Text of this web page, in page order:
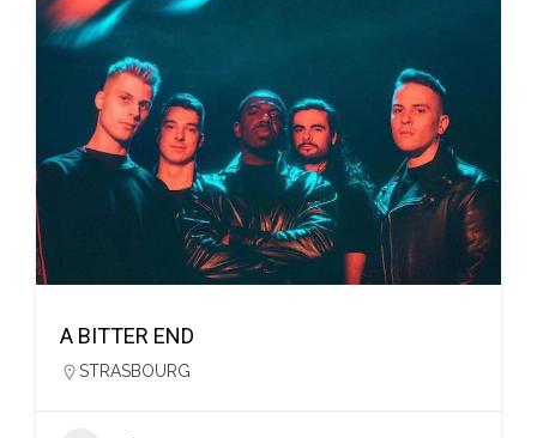
A BITTER END
STRASBOURG